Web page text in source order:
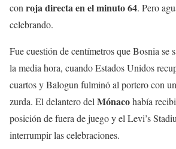
conroja directa en el minuto 64. Pero
celebrando.
Fue cuestión de centímetros que Bosnia se
la media hora, cuando Estados Unidos
cuartos y Balogun fulminó al portero con
zurda. El delantero delMónacohabía
posición de fuera de juego y el Levi’s
interrumpir las celebraciones.